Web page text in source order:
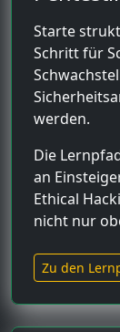
Starte
Schritt für
werden.
Die
an
Ethical
nicht nur
Zu den